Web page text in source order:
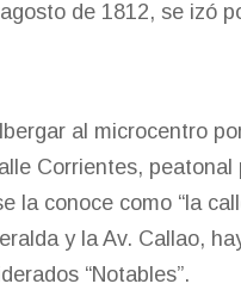
de 1812, se izó
al microcentro
Corrientes,
la conoce como “la
y la Av. Callao,
“Notables”.